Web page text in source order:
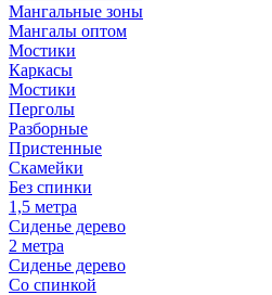
Мангальные зоны
Мангалы оптом
Мостики
Каркасы
Мостики
Перголы
Разборные
Пристенные
Скамейки
Без спинки
1,5 метра
Сиденье дерево
2 метра
Сиденье дерево
Со спинкой